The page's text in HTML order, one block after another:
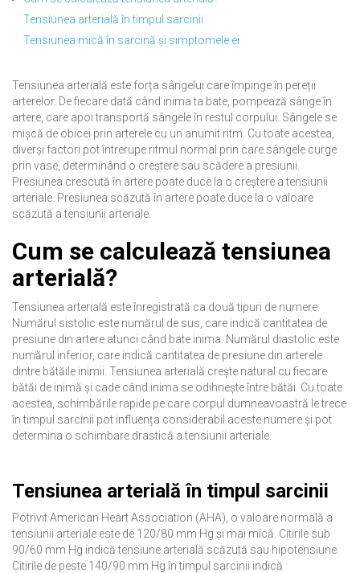
Tensiunea arterială în timpul sarcinii
Tensiunea mică în sarcină și simptomele ei
Tensiunea arterială este forța sângelui care împinge în pereții
arterelor. De fiecare dată când inima ta bate, pompează sânge în
artere, care apoi transportă sângele în restul corpului. Sângele se
mișcă de obicei prin arterele cu un anumit ritm. Cu toate acestea,
diverși factori pot întrerupe ritmul normal prin care sângele curge
prin vase, determinând o creștere sau scădere a presiunii.
Presiunea crescută în artere poate duce la o creștere a tensiunii
arteriale. Presiunea scăzută în artere poate duce la o valoare
scăzută a tensiunii arteriale.
Cum se calculează tensiunea
arterială?
Tensiunea arterială este înregistrată ca două tipuri de numere.
Numărul sistolic este numărul de sus, care indică cantitatea de
presiune din artere atunci când bate inima. Numărul diastolic este
numărul inferior, care indică cantitatea de presiune din arterele
dintre bătăile inimii. Tensiunea arterială crește natural cu fiecare
bătăi de inimă și cade când inima se odihnește între bătăi. Cu toate
acestea, schimbările rapide pe care corpul dumneavoastră le trece
în timpul sarcinii pot influența considerabil aceste numere și pot
determina o schimbare drastică a tensiunii arteriale.
Tensiunea arterială în timpul sarcinii
Potrivit American Heart Association (AHA), o valoare normală a
tensiunii arteriale este de 120/80 mm Hg și mai mică. Citirile sub
90/60 mm Hg indică tensiune arterială scăzută sau hipotensiune.
Citirile de peste 140/90 mm Hg în timpul sarcinii indică